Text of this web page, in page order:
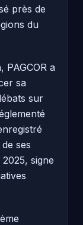
près de
du
PAGCOR a
sa
sur
ses
signe